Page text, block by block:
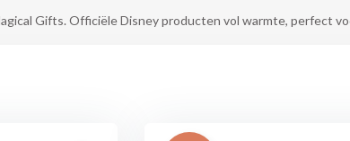
Gifts. Officiële Disney producten vol warmte, perfect